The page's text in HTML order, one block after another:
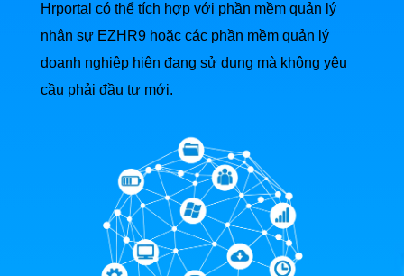
Hrportal có thể tích hợp với phần mềm quản lý
nhân sự EZHR9hoặc các phần mềm quản lý
doanh nghiệp hiện đang sử dụng mà không yêu
cầu phải đầu tư mới.